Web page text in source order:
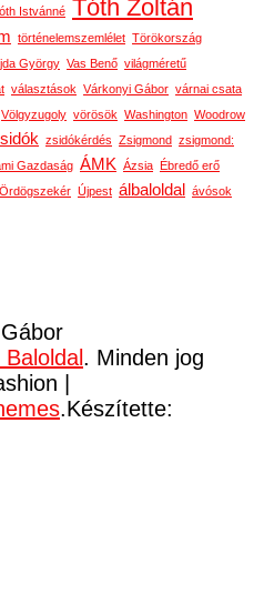
Istvánné Tóth Zoltán
történelemszemlélet Törökország
György Vas Benő világméretű
választások Várkonyi Gábor várnai csata
Völgyzugoly vörösök Washington Woodrow
zsidókérdés Zsigmond zsigmond:
Gazdaság ÁMK Ázsia
Ébredő erő
Ördögszekér Újpest álbaloldal
ávósok
Baloldal . Minden jog
|
.Készítette: